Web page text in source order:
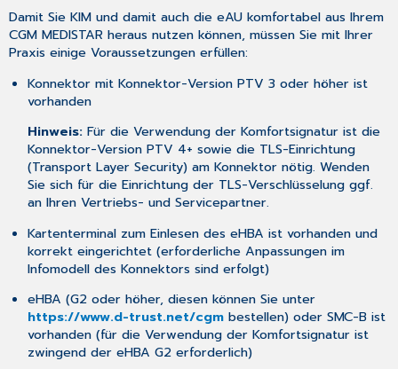
Damit Sie KIM und damit auch die eAU komfortabel aus Ihrem
CGM MEDISTAR heraus nutzen können, müssen Sie mit Ihrer
Praxis einige Voraussetzungen erfüllen:
Konnektor mit Konnektor-Version PTV 3 oder höher ist
vorhanden
Hinweis: Für die Verwendung der Komfortsignatur ist die
Konnektor-Version PTV 4+ sowie die TLS-Einrichtung
(Transport Layer Security) am Konnektor nötig. Wenden
Sie sich für die Einrichtung der TLS-Verschlüsselung ggf.
an Ihren Vertriebs- und Servicepartner.
Kartenterminal zum Einlesen des eHBA ist vorhanden und
korrekt eingerichtet (erforderliche Anpassungen im
Infomodell des Konnektors sind erfolgt)
eHBA (G2 oder höher, diesen können Sie unter
https://www.d-trust.net/cgmbestellen) oder SMC-B ist
vorhanden (für die Verwendung der Komfortsignatur ist
zwingend der eHBA G2 erforderlich)